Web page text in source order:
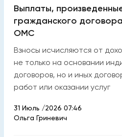
Выплаты,
гражданского
ОМС
Взносы исчисляются от
не только на основании
договоров, но и иных
работ или оказании услуг
31 Июль /2026 07:46
Ольга Гриневич